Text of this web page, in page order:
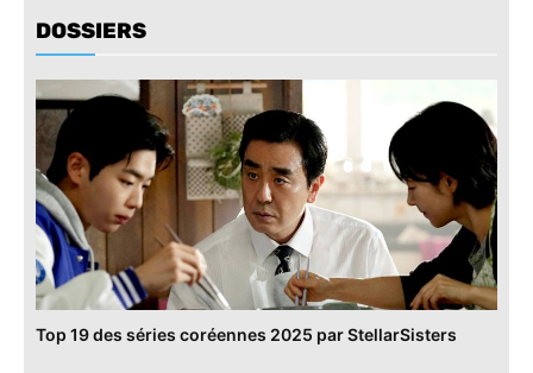
DOSSIERS
Top 19 des séries coréennes 2025 par StellarSisters